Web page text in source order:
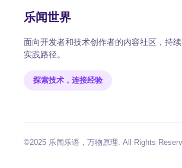
乐闻世界
面向开发者和技术创作者的内容社区，持
实践路径。
探索技术，连接经验
©2025 乐闻乐语，万物原理. All Rights